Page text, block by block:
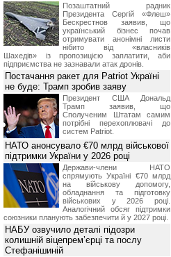
Позаштатний радник
Президента Сергій «Флеш»
Бескрестнов заявив, що
український бізнес почав
отримувати анонімні листи
нібито від «власників
Шахедів» із пропозицією заплатити, аби
підприємства не зазнавали атак дронів.
Постачання ракет для Patriot Україні
не буде: Трамп зробив заяву
Президент США Дональд
Трамп заявив, що
Сполученим Штатам самим
потрібні перехоплювачі до
систем Patriot.
НАТО анонсувало €70 млрд військової
підтримки України у 2026 році
Держави-члени НАТО
спрямують Україні €70 млрд
на військову допомогу,
обладнання та підготовку
військових у 2026 році.
Аналогічний обсяг підтримки
союзники планують забезпечити й у 2027 році.
НАБУ озвучило деталі підозри
колишній віцепрем’єрці та послу
Стефанішиній